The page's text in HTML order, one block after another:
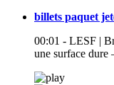
billets paquet
00:01 - LESF |
une surface dure